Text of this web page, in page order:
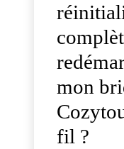
mon
fil ?